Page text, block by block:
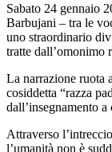
Sabato 24 gennaio
Barbujani – tra le
uno straordinario
tratte dall’omonimo
La narrazione ruota
cosiddetta “razza
dall’insegnamento
Attraverso
l’umanità non è